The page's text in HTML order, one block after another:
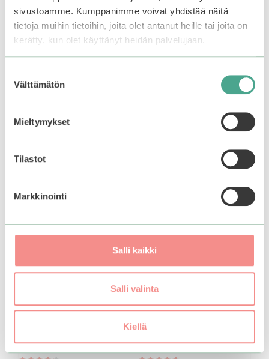
sivustoamme. Kumppanimme voivat yhdistää näitä
tietoja muihin tietoihin, joita olet antanut heille tai joita on
kerätty, kun olet käyttänyt heidän palvelujaan.
valinta
Välttämätön
Mieltymykset
Tilastot
Markkinointi
Salli kaikki
Salli valinta
Kiellä
Käyttö
kokoinen nokare kasvoille joka aamu
ihonhoitorutiinin viimeisenä vaiheena.
Tutustu myös
Power Lifting Cream
Mizon | Snail Repairing
Foam Cleanser